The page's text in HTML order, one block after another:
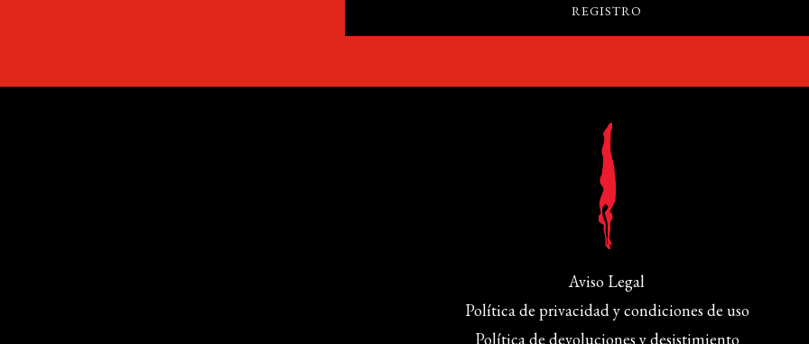
Aviso Legal
Política de privacidad y condiciones de uso
Política de devoluciones y desistimiento